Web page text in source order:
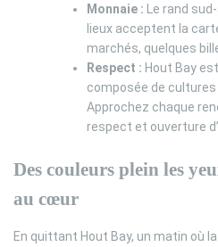
Monnaie : Le rand
lieux acceptent la
marchés, quelques
Respect : Hout Bay
composée de
Approchez chaque
respect et ouverture
Des couleurs plein les
au cœur
En quittant Hout Bay, un matin où